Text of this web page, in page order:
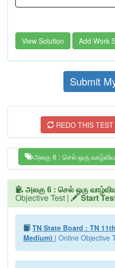
View Solution Add Work
Submit
REDO THIS
அலகு 6 : செல் ஒரு
அலகு 6 : செல் ஒரு
Objective Test | Start
TN State Board : TN
Medium) | Online Objective